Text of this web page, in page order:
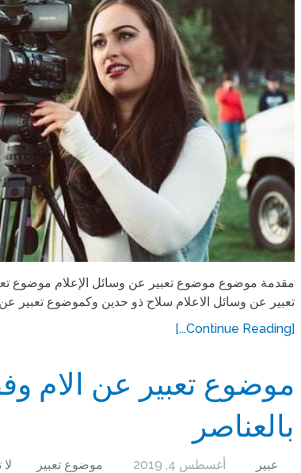
مقدمة موضوع موضوع تعبير عن وسائل الإعلام موضوع
تعبير عن وسائل الاعلام سلاح ذو حدين وكموضوع تعبير
[Continue Reading...]
موضوع تعبير عن الام
بالعناصر
عبير أغسطس 4, 2019 موضوع تعبير